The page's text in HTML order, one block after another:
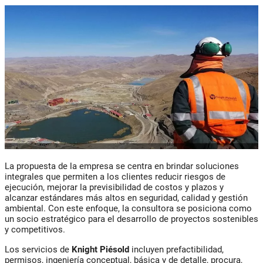
La propuesta de la empresa se centra en brindar soluciones
integrales que permiten a los clientes reducir riesgos de
ejecución, mejorar la previsibilidad de costos y plazos y
alcanzar estándares más altos en seguridad, calidad y gestión
ambiental. Con este enfoque, la consultora se posiciona como
un socio estratégico para el desarrollo de proyectos sostenibles
y competitivos.
Los servicios de Knight Piésold incluyen prefactibilidad,
permisos, ingeniería conceptual, básica y de detalle, procura,